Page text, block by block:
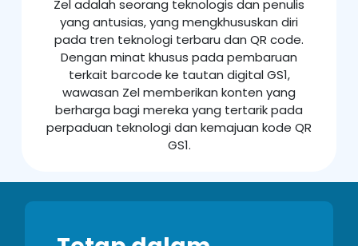
Zel adalah seorang teknologis dan penulis
yang antusias, yang mengkhususkan diri
pada tren teknologi terbaru dan QR code.
Dengan minat khusus pada pembaruan
terkait barcode ke tautan digital GS1,
wawasan Zel memberikan konten yang
berharga bagi mereka yang tertarik pada
perpaduan teknologi dan kemajuan kode QR
GS1.